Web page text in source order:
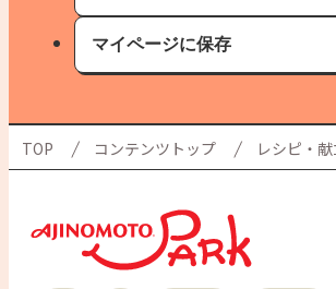
いいね済み
マイページに保存
保存済み
TOP コンテンツトップ レシピ・